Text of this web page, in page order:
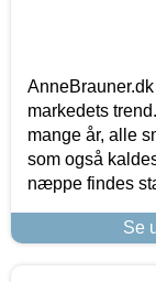
markedets
mange år, alle
som også
næppe findes
Se